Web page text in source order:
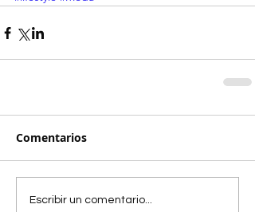
Comentarios
Escribir un comentario...